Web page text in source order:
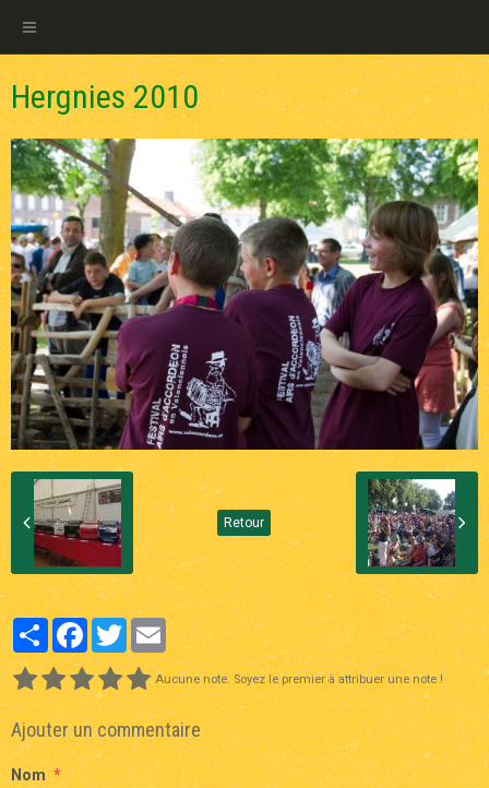
Hergnies 2010
Retour
PartagerFacebookTwitterEmail
Aucune note. Soyez le premier à attribuer une note !
Ajouter un commentaire
Nom